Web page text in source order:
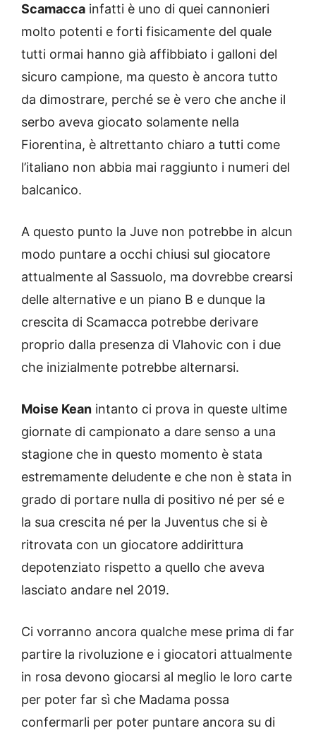
Scamacca infatti è uno di quei cannonieri
molto potenti e forti fisicamente del quale
tutti ormai hanno già affibbiato i galloni del
sicuro campione, ma questo è ancora tutto
da dimostrare, perché se è vero che anche il
serbo aveva giocato solamente nella
Fiorentina, è altrettanto chiaro a tutti come
l’italiano non abbia mai raggiunto i numeri del
balcanico.
A questo punto la Juve non potrebbe in alcun
modo puntare a occhi chiusi sul giocatore
attualmente al Sassuolo, ma dovrebbe crearsi
delle alternative e un piano B e dunque la
crescita di Scamacca potrebbe derivare
proprio dalla presenza di Vlahovic con i due
che inizialmente potrebbe alternarsi.
Moise Kean intanto ci prova in queste ultime
giornate di campionato a dare senso a una
stagione che in questo momento è stata
estremamente deludente e che non è stata in
grado di portare nulla di positivo né per sé e
la sua crescita né per la Juventus che si è
ritrovata con un giocatore addirittura
depotenziato rispetto a quello che aveva
lasciato andare nel 2019.
Ci vorranno ancora qualche mese prima di far
partire la rivoluzione e i giocatori attualmente
in rosa devono giocarsi al meglio le loro carte
per poter far sì che Madama possa
confermarli per poter puntare ancora su di